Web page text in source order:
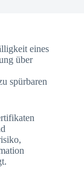
eines
über
spürbaren